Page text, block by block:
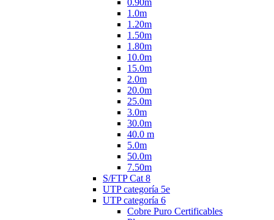
1.0m
1.20m
1.50m
1.80m
10.0m
15.0m
2.0m
20.0m
25.0m
3.0m
30.0m
40.0 m
5.0m
50.0m
7.50m
S/FTP Cat 8
UTP categoría 5e
UTP categoría 6
Cobre Puro Certificables